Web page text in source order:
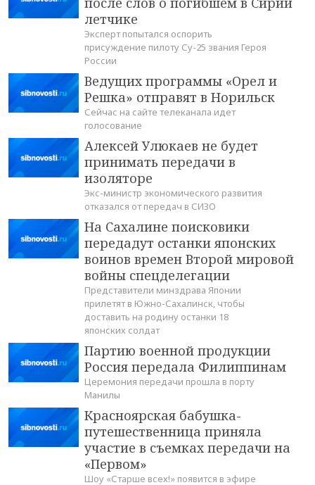
летчике
Эксперт попытался оспорить
присуждение пилоту Су-25 звания Героя
России
Ведущих программы «Орел и
Решка» отправят в Норильск
Сейчас на сайте телеканала идет
голосование
Алексей Улюкаев не будет
принимать передачи в
изоляторе
Экс-министр экономического развития
отказался от передач в СИЗО
На Сахалине поисковики
передадут останки японских
воинов времен Второй мировой
войны спецделегации
Представители минздрава Японии
прилетят в Южно-Сахалинск, чтобы
доставить на родину останки 18
японских солдат
Партию военной продукции
Россия передала Филиппинам
Церемония передачи прошла в порту
Манилы
Красноярская бабушка-
путешественница приняла
участие в съемках передачи на
«Первом»
Шоу «Старше всех!» появится в эфире